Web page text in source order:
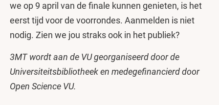
we op 9 april van de finale kunnen genieten, is het
eerst tijd voor de voorrondes. Aanmelden is niet
nodig. Zien we jou straks ook in het publiek?
3MT wordt aan de VU georganiseerd door de
Universiteitsbibliotheek en medegefinancierd door
Open Science VU.